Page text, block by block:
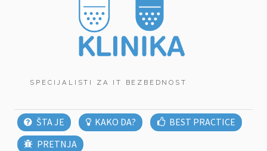
ŠTA JE KAKO DA?
BEST PRACTICE
PRETNJA
SPECIJALISTI ZA IT BEZBEDNOST